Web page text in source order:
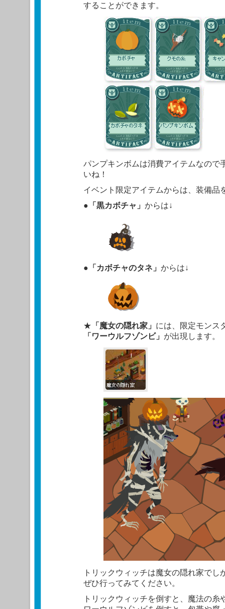
することができます。
パンプキンボムは消費アイテムなので
いね！
イベント限定アイテムからは、装備品
● 「黒カボチャ」 からは↓
● 「カボチャのタネ」 からは↓
★ 「魔女の隠れ家」 には、限定モンス
「ワーウルフゾンビ」 が出現します。
トリックウィッチは魔女の隠れ家で
ぜひ行ってみてください。
トリックウィッチを倒すと、魔法の